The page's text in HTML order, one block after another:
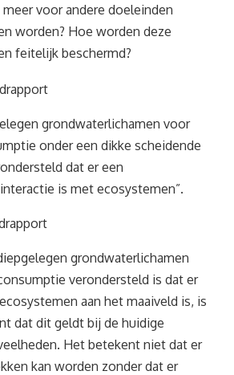
voor andere doeleinden
worden? Hoe worden deze
feitelijk beschermd?
grondwaterlichamen voor
onder een dikke scheidende
dat er een
is met ecosystemen”.
grondwaterlichamen
verondersteld is dat er
aan het maaiveld is, is
dat dit geldt bij de huidige
Het betekent niet dat er
kan worden zonder dat er